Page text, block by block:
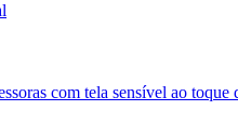
com tela sensível ao toque